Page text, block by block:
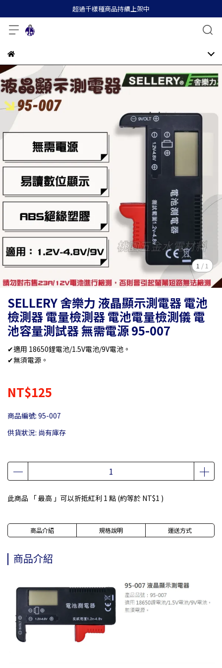
超過千樣種商品持續上架中
1 / 1
SELLERY 舍樂力 液晶顯示測電器 電池
檢測器 電量檢測器 電池電量檢測儀 電
池容量測試器 無需電源 95-007
✔適用 18650鋰電池/1.5V電池/9V電池。
✔無須電源。
NT$125
商品編號: 95-007
供貨狀況: 尚有庫存
此商品 「 最高 」可以折抵紅利 1 點 (約等於 NT$1 )
商品介紹 規格說明 運送方式
商品介紹